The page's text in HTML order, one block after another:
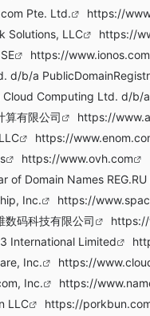
Pte. Ltd.
https://
Solutions, LLC
https://
https://www.ionos.com
d/b/a
Cloud Computing Ltd. d/b/
算有限公司
https://
https://
https://www.ovh.com
of Domain Names REG.RU
Inc.
https://
数码科技有限公司
International Limited
Inc.
https://
Inc.
https://
LLC
https://